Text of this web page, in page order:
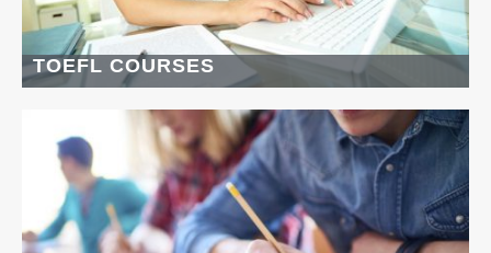
TOEFL COURSES